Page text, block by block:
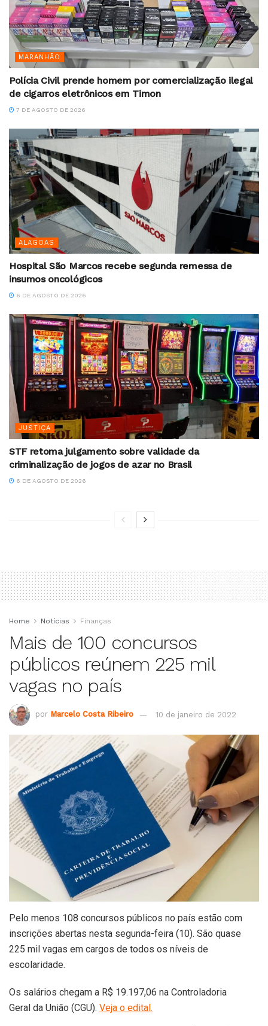
MARANHÃO
Polícia Civil prende homem por comercialização ilegal
de cigarros eletrônicos em Timon
7 DE AGOSTO DE 2026
ALAGOAS
Hospital São Marcos recebe segunda remessa de
insumos oncológicos
6 DE AGOSTO DE 2026
JUSTIÇA
STF retoma julgamento sobre validade da
criminalização de jogos de azar no Brasil
6 DE AGOSTO DE 2026
Home Notícias Finanças
Mais de 100 concursos
públicos reúnem 225 mil
vagas no país
por Marcelo Costa Ribeiro 10 de janeiro de 2022
Pelo menos 108 concursos públicos no país estão com
inscrições abertas nesta segunda-feira (10). São quase
225 mil vagas em cargos de todos os níveis de
escolaridade.
Os salários chegam a R$ 19.197,06 na Controladoria
Geral da União (CGU). Veja o edital.